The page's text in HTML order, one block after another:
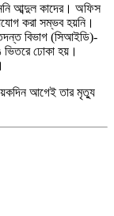
আব্দুল কাদের। অফিস
করা সম্ভব হয়নি।
বিভাগ (সিআইডি)-
ভিতরে ঢোকা হয়।
আগেই তার মৃত্যু